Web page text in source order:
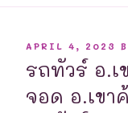
POSTED
APRIL 4, 2023
รถทัวร์ อ.
จอด อ.เข